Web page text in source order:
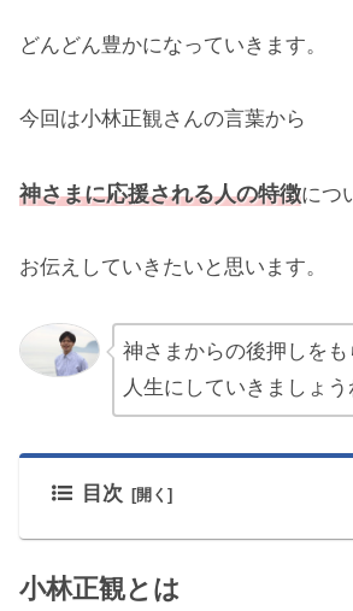
どんどん豊かになっていきます。
今回は小林正観さんの言葉から
神さまに応援される人の特徴につ
お伝えしていきたいと思います。
神さまからの後押しを
人生にしていきましょう
目次
小林正観とは